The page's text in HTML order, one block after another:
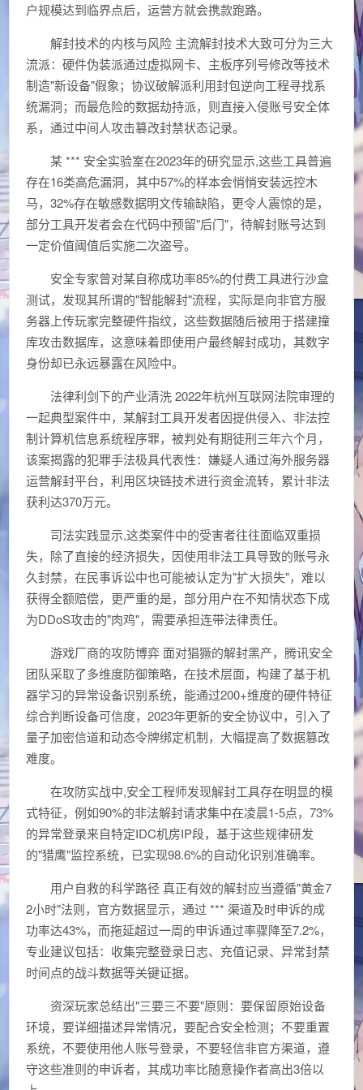
户规模达到临界点后，运营方就会携款跑路。
解封技术的内核与风险 主流解封技术大致可分为三大
流派：硬件伪装派通过虚拟网卡、主板序列号修改等技术
制造"新设备"假象；协议破解派利用封包逆向工程寻找系
统漏洞；而最危险的数据劫持派，则直接入侵账号安全体
系，通过中间人攻击篡改封禁状态记录。
某 *** 安全实验室在2023年的研究显示,这些工具普遍
存在16类高危漏洞，其中57%的样本会悄悄安装远控木
马，32%存在敏感数据明文传输缺陷，更令人震惊的是，
部分工具开发者会在代码中预留"后门"，待解封账号达到
一定价值阈值后实施二次盗号。
安全专家曾对某自称成功率85%的付费工具进行沙盒
测试，发现其所谓的"智能解封"流程，实际是向非官方服
务器上传玩家完整硬件指纹，这些数据随后被用于搭建撞
库攻击数据库，这意味着即使用户最终解封成功，其数字
身份却已永远暴露在风险中。
法律利剑下的产业清洗 2022年杭州互联网法院审理的
一起典型案件中，某解封工具开发者因提供侵入、非法控
制计算机信息系统程序罪，被判处有期徒刑三年六个月，
该案揭露的犯罪手法极具代表性：嫌疑人通过海外服务器
运营解封平台，利用区块链技术进行资金流转，累计非法
获利达370万元。
司法实践显示,这类案件中的受害者往往面临双重损
失，除了直接的经济损失，因使用非法工具导致的账号永
久封禁，在民事诉讼中也可能被认定为"扩大损失"，难以
获得全额赔偿，更严重的是，部分用户在不知情状态下成
为DDoS攻击的"肉鸡"，需要承担连带法律责任。
游戏厂商的攻防博弈 面对猖獗的解封黑产，腾讯安全
团队采取了多维度防御策略，在技术层面，构建了基于机
器学习的异常设备识别系统，能通过200+维度的硬件特征
综合判断设备可信度，2023年更新的安全协议中，引入了
量子加密信道和动态令牌绑定机制，大幅提高了数据篡改
难度。
在攻防实战中,安全工程师发现解封工具存在明显的模
式特征，例如90%的非法解封请求集中在凌晨1-5点，73%
的异常登录来自特定IDC机房IP段，基于这些规律研发
的"猎鹰"监控系统，已实现98.6%的自动化识别准确率。
用户自救的科学路径 真正有效的解封应当遵循"黄金7
2小时"法则，官方数据显示，通过 *** 渠道及时申诉的成
功率达43%，而拖延超过一周的申诉通过率骤降至7.2%，
专业建议包括：收集完整登录日志、充值记录、异常封禁
时间点的战斗数据等关键证据。
资深玩家总结出"三要三不要"原则：要保留原始设备
环境，要详细描述异常情况，要配合安全检测；不要重置
系统，不要使用他人账号登录，不要轻信非官方渠道，遵
守这些准则的申诉者，其成功率比随意操作者高出3倍以